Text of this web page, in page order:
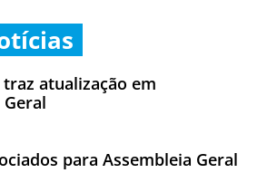
traz atualização em
para Assembleia Geral